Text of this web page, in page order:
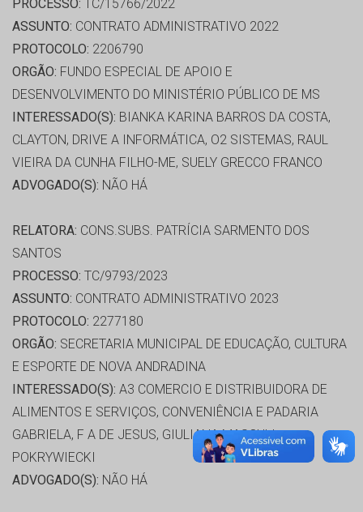
PROCESSO: TC/15766/2022
ASSUNTO: CONTRATO ADMINISTRATIVO 2022
PROTOCOLO: 2206790
ORGÃO: FUNDO ESPECIAL DE APOIO E
DESENVOLVIMENTO DO MINISTÉRIO PÚBLICO DE MS
INTERESSADO(S): BIANKA KARINA BARROS DA COSTA,
CLAYTON, DRIVE A INFORMÁTICA, O2 SISTEMAS, RAUL
VIEIRA DA CUNHA FILHO-ME, SUELY GRECCO FRANCO
ADVOGADO(S): NÃO HÁ
RELATORA: CONS.SUBS. PATRÍCIA SARMENTO DOS
SANTOS
PROCESSO: TC/9793/2023
ASSUNTO: CONTRATO ADMINISTRATIVO 2023
PROTOCOLO: 2277180
ORGÃO: SECRETARIA MUNICIPAL DE EDUCAÇÃO, CULTURA
E ESPORTE DE NOVA ANDRADINA
INTERESSADO(S): A3 COMERCIO E DISTRIBUIDORA DE
ALIMENTOS E SERVIÇOS, CONVENIÊNCIA E PADARIA
GABRIELA, F A DE JESUS, GIULIANA MASCULI
POKRYWIECKI
ADVOGADO(S): NÃO HÁ